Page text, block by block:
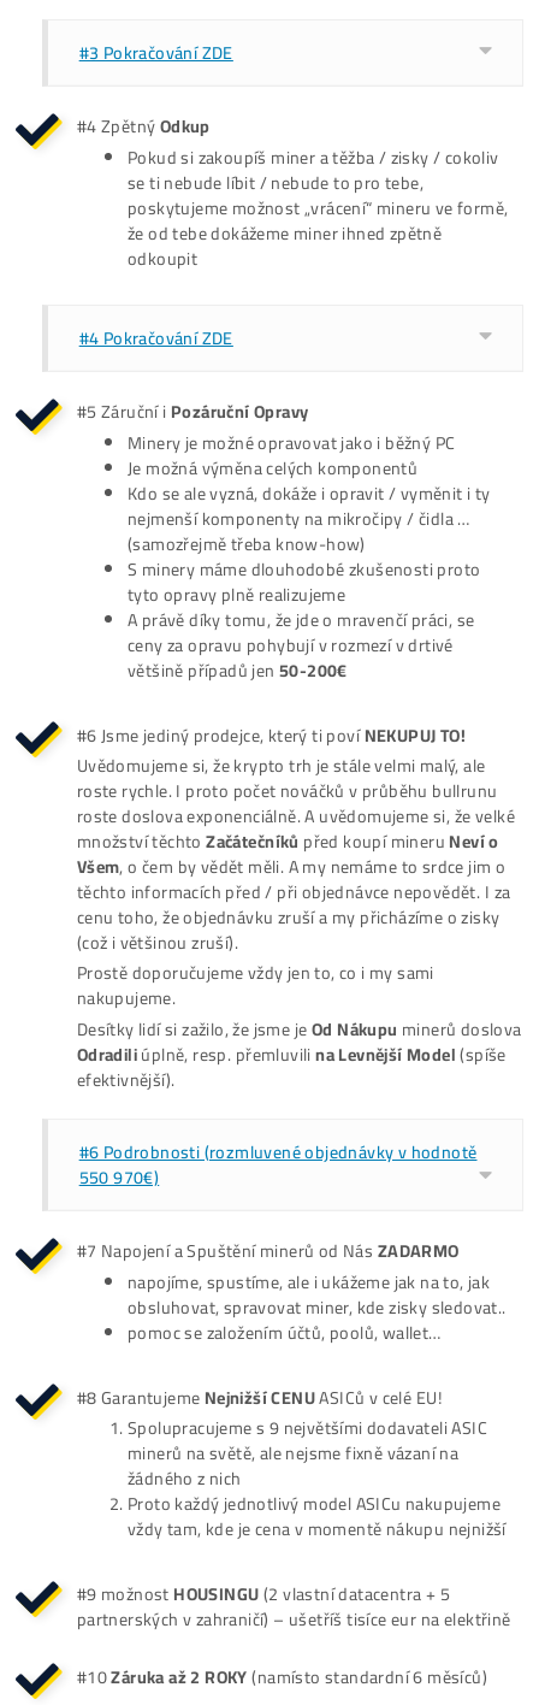
Leden2023: odkupujeme konkurenci
Historie se píše dál ... Rosteme každým dnem
14x Proč My
#1 Jsme největší výrobce GPU / HDD rigů a Největší
prodejce ASIC minerů v SK-CZ
#2 Na trhu už od@2015
Co to znamená pro tebe?
jistota a bezpečnost při nákupu /
pozáručním servise
bohaté zkušenosti
výběrem nejkvalitnějších komponentů a /
výběrem nejkvalitnějších ASIC minerů
výrobce ..)
všechno jen díky rokům zkoušení a testování.
Víme už, co se vyplatí, co ne, co je jistota a co
riziko. Jakou reálnou životnost mají konkrétní
modely ASICů od různých výrobců či
do GPU rigů. Zkušenostmi zjištěné kvality i
nedostatky..
#3 MožnýOsobní Odběrminerů aPlatba na Místě
Skladové ASIC minery jsou u všech prodejců
s dodaním do cca 7-10 dní (skladem u
každého z těchto prodejců musíš platit vždy
sumy předem! Vždy! U každého! Plná cena
předem! A následně ti cca 7-10 dní od platby
#3 Pokračování ZDE
#4 ZpětnýOdkup
Pokud si zakoupíš miner a těžba / zisky /
se ti nebude líbit / nebude to pro tebe,
poskytujeme možnost „vrácení“ mineru ve
že od tebe dokážeme miner ihned zpětně
odkoupit
#4 Pokračování ZDE